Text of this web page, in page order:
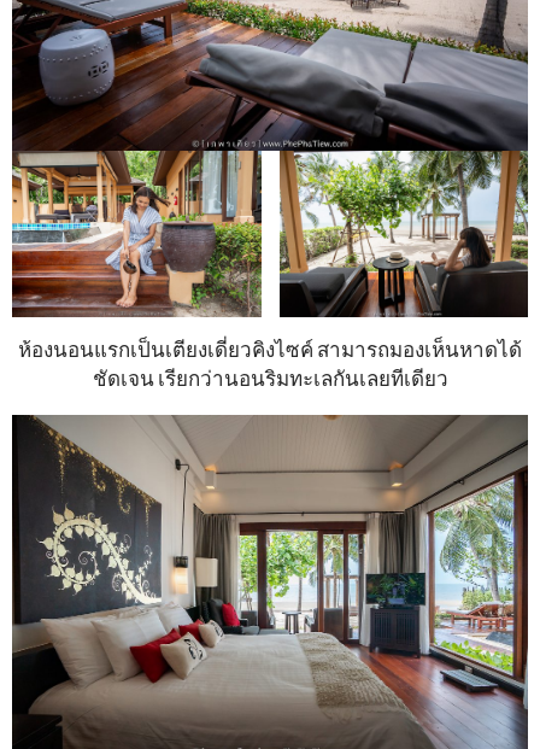
ห้องนอนแรกเป็นเตียงเดี่ยวคิงไซค์ สามารถมองเห็นหาดได้
ชัดเจน เรียกว่านอนริมทะเลกันเลยทีเดียว